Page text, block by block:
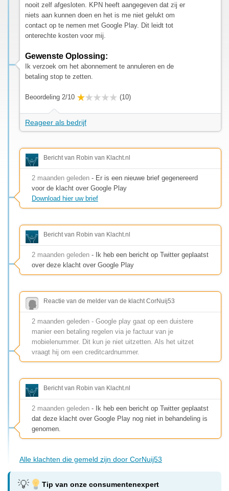
nooit zelf afgesloten. KPN heeft aangegeven dat zij er
niets aan kunnen doen en het is me niet gelukt om
contact op te nemen met Google Play. Dit leidt tot
onterechte kosten voor mij.
Gewenste Oplossing:
Ik verzoek om het abonnement te annuleren en de
betaling stop te zetten.
Beoordeling 2/10 (10)
Reageer als bedrijf
Bericht van Robin van Klacht.nl
2 maanden geleden - Er is een nieuwe brief gegenereerd
voor de klacht over Google Play
Download hier uw brief
Bericht van Robin van Klacht.nl
2 maanden geleden - Ik heb een bericht op Twitter geplaatst
over deze klacht over Google Play
Reactie van de melder van de klacht CorNuij53
2 maanden geleden - Google play gaat op een duistere
manier een betaling regelen via je factuur van je
mobielenummer. Dit kun je niet uitzetten. Als het uitzet
vraagt hij om een creditcardnummer.
Bericht van Robin van Klacht.nl
2 maanden geleden - Ik heb een bericht op Twitter geplaatst
dat deze klacht over Google Play nog niet in behandeling is
genomen.
Alle klachten die gemeld zijn door CorNuij53
Tip van onze consumentenexpert